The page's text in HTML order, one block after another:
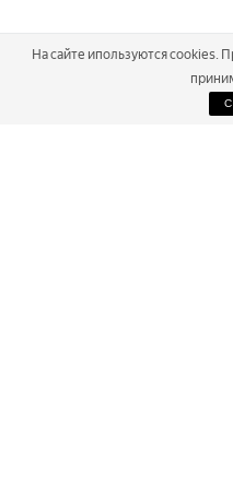
На сайте ипользуются cookies.